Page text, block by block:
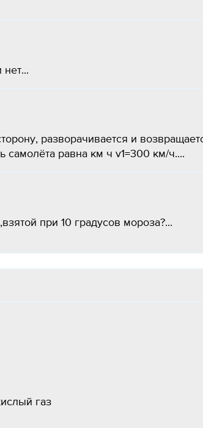
разворачивается и
самолёта равна км ч v1=300 км/ч....
при 10 градусов мороза?...
газ